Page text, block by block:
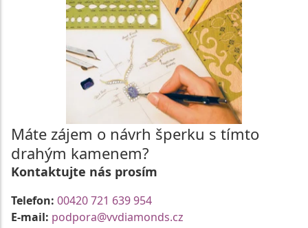
Máte zájem o návrh šperku s tímto
drahým kamenem?
Kontaktujte nás prosím
Telefon: 00420 721 639 954
E-mail: podpora@vvdiamonds.cz